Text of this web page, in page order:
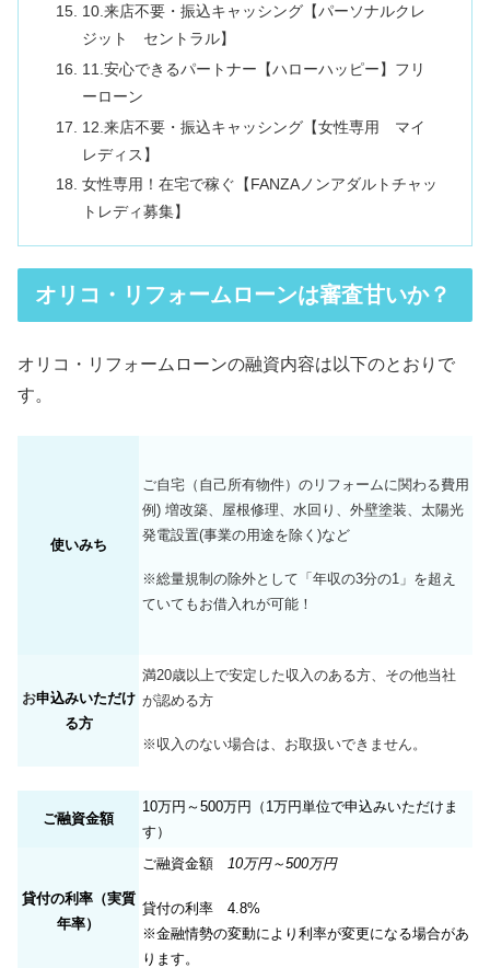
10.来店不要・振込キャッシング【パーソナルクレ
ジット セントラル】
11.安心できるパートナー【ハローハッピー】フリ
ーローン
12.来店不要・振込キャッシング【女性専用 マイ
レディス】
女性専用！在宅で稼ぐ【FANZAノンアダルトチャッ
トレディ募集】
オリコ・リフォームローンは審査甘いか？
オリコ・リフォームローンの融資内容は以下のとおりで
す。
使いみち
ご自宅（自己所有物件）のリフォームに関わる費用
例) 増改築、屋根修理、水回り、外壁塗装、太陽光
発電設置(事業の用途を除く)など
※総量規制の除外として「年収の3分の1」を超え
ていてもお借入れが可能！
お申込みいただけ
る方
満20歳以上で安定した収入のある方、その他当社
が認める方
※ 収入のない場合は、お取扱いできません。
ご融資金額
10万円～500万円（1万円単位で申込みいただけま
す）
貸付の利率（実質
年率）
ご融資金額 10万円～500万円
貸付の利率 4.8%
※金融情勢の変動により利率が変更になる場合があ
ります。